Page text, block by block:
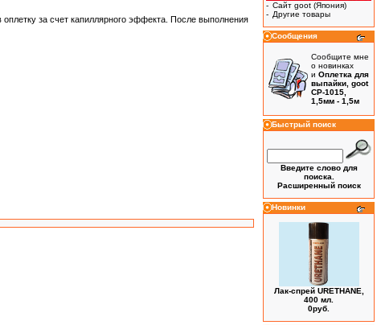
за счет капиллярного эффекта. После выполнения
- Сайт goot (Япония)
- Другие товары
Сообщения
Сообщите мне
о новинках
и Оплетка для
выпайки, goot
CP-1015,
1,5мм - 1,5м
Быстрый поиск
Введите слово для
поиска.
Расширенный поиск
Новинки
Лак-спрей URETHANE,
400 мл.
0руб.